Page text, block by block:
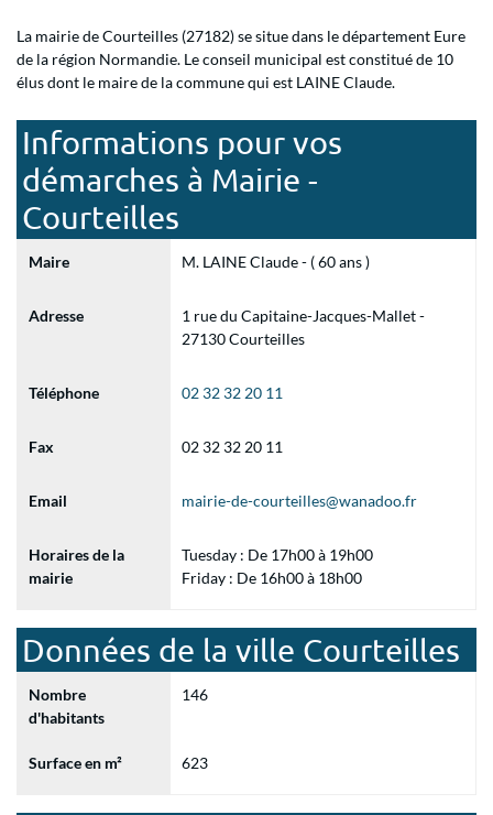
La mairie de Courteilles (27182) se situe dans le département Eure
de la région Normandie. Le conseil municipal est constitué de 10
élus dont le maire de la commune qui est LAINE Claude.
Informations pour vos
démarches à Mairie -
Courteilles
Maire M. LAINE Claude - ( 60 ans )
Adresse
1 rue du Capitaine-Jacques-Mallet -
27130 Courteilles
Téléphone 02 32 32 20 11
Fax 02 32 32 20 11
Email mairie-de-courteilles@wanadoo.fr
Horaires de la
mairie
Tuesday : De 17h00 à 19h00
Friday : De 16h00 à 18h00
Données de la ville Courteilles
Nombre
d'habitants
146
Surface en m² 623